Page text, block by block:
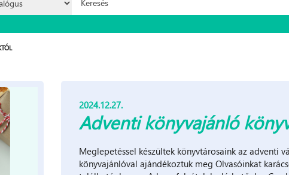
Keresés űrlap
2024.12.27.
Adventi könyvajánló
Meglepetéssel készültek könyvtárosaink az adventi
könyvajánlóval ajándékoztuk meg Olvasóinkat